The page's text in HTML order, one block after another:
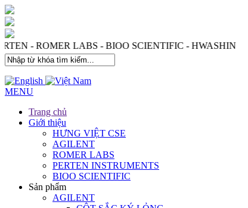
- PERTEN - ROMER LABS - BIOO SCIENTIFIC -
MENU
Trang chủ
Giới thiệu
HƯNG VIỆT CSE
AGILENT
ROMER LABS
PERTEN INSTRUMENTS
BIOO SCIENTIFIC
Sản phẩm
AGILENT